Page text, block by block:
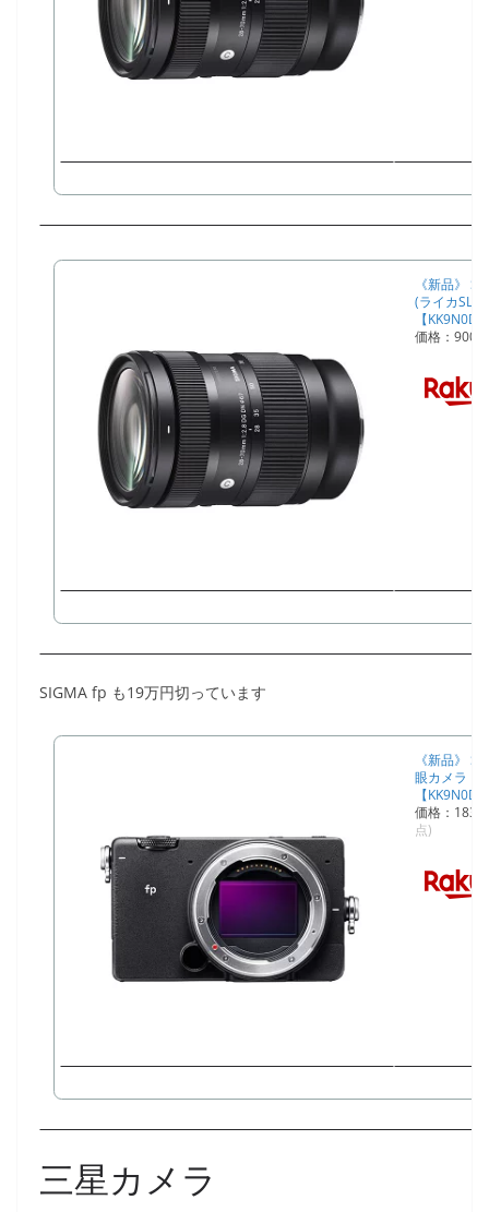
《新品》
(ライカSL/
【
価格：
SIGMA fp も19万円切っています
《新品》
眼カメラ |
【
価格：
点)
三星カメラ